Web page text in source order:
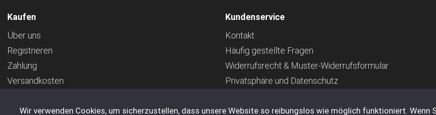
Kaufen
Über uns
Registrieren
Zahlung
Versandkosten
Transport
Kundenservice
Kontakt
Häufig gestellte Fragen
Widerrufsrecht & Muster-Widerrufsformular
Privatsphäre und Datenschutz
Impressum
Wir verwenden Cookies, um sicherzustellen, dass unsere Website so reibungslos wie möglich funktioniert. Wenn